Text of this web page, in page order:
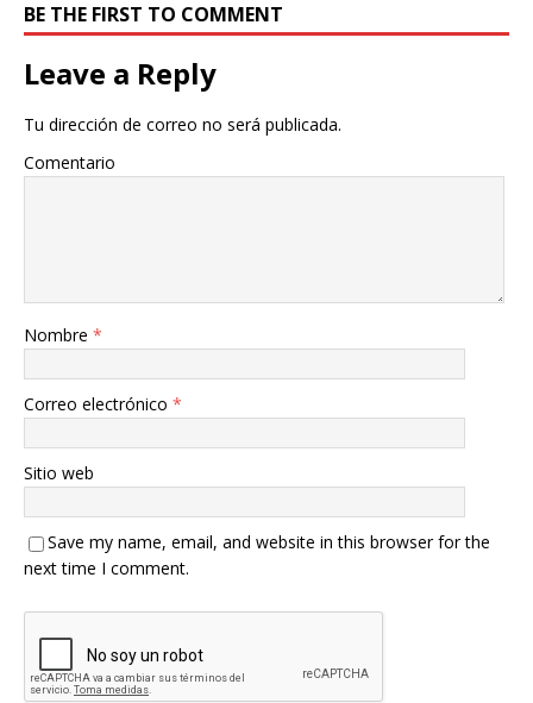
BE THE FIRST TO COMMENT
Leave a Reply
Tu dirección de correo no será publicada.
Comentario
Nombre *
Correo electrónico *
Sitio web
Save my name, email, and website in this browser for the
next time I comment.